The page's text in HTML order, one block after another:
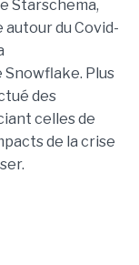
Starschema,
autour du Covid-
Plus
des
celles de
de la crise